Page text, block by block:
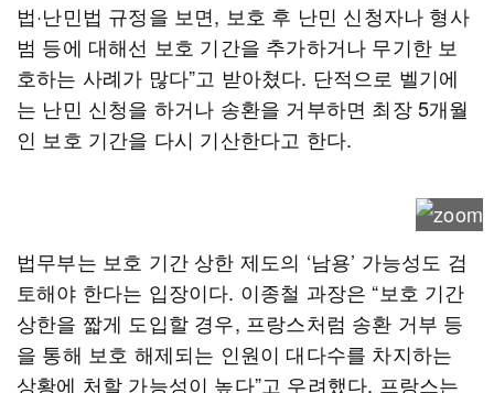
법·난민법 규정을 보면, 보호 후 난민 신청자나 형사
범 등에 대해선 보호 기간을 추가하거나 무기한 보
호하는 사례가 많다”고 받아쳤다. 단적으로 벨기에
는 난민 신청을 하거나 송환을 거부하면 최장 5개월
인 보호 기간을 다시 기산한다고 한다.
법무부는 보호 기간 상한 제도의 ‘남용’ 가능성도 검
토해야 한다는 입장이다. 이종철 과장은 “보호 기간
상한을 짧게 도입할 경우, 프랑스처럼 송환 거부 등
을 통해 보호 해제되는 인원이 대다수를 차지하는
상황에 처할 가능성이 높다”고 우려했다. 프랑스는